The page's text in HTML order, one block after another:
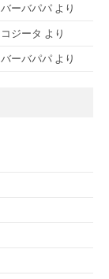
バーバパパ より
コジータ より
バーバパパ より